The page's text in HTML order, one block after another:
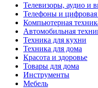
Телевизоры, аудио и
Телефоны и цифровая
Компьютерная
Автомобильная
Техника для кухни
Техника для дома
Красота и здоровье
Товары для дома
Инструменты
Мебель